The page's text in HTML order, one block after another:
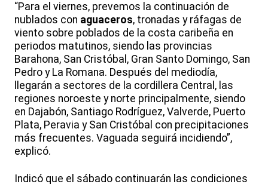
“Para el viernes, prevemos la continuación de
nublados con aguaceros, tronadas y ráfagas de
viento sobre poblados de la costa caribeña en
periodos matutinos, siendo las provincias
Barahona, San Cristóbal, Gran Santo Domingo, San
Pedro y La Romana. Después del mediodía,
llegarán a sectores de la cordillera Central, las
regiones noroeste y norte principalmente, siendo
en Dajabón, Santiago Rodríguez, Valverde, Puerto
Plata, Peravia y San Cristóbal con precipitaciones
más frecuentes. Vaguada seguirá incidiendo”,
explicó.
Indicó que el sábado continuarán las condiciones